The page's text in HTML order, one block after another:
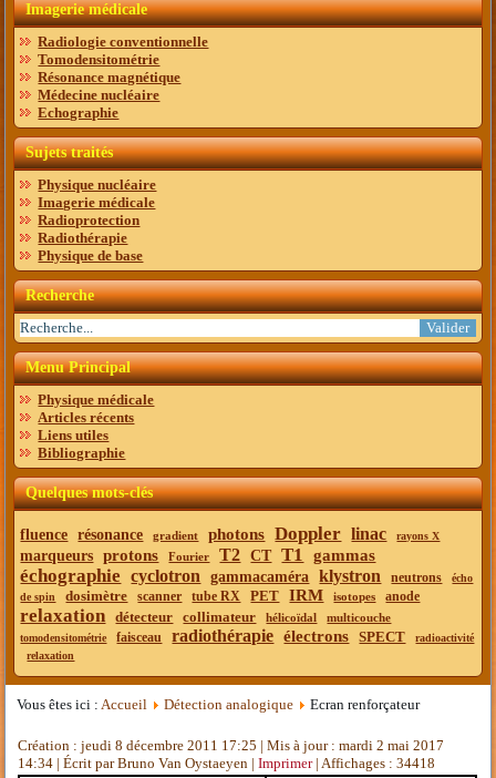
Imagerie médicale
Radiologie conventionnelle
Tomodensitométrie
Résonance magnétique
Médecine nucléaire
Echographie
Sujets traités
Physique nucléaire
Imagerie médicale
Radioprotection
Radiothérapie
Physique de base
Recherche
Menu Principal
Physique médicale
Articles récents
Liens utiles
Bibliographie
Quelques mots-clés
fluence résonance gradient photons Doppler linac rayons X
marqueurs protons Fourier T2 CT T1 gammas
échographie cyclotron gammacaméra klystron neutrons
écho
de spin
dosimètre scanner tube RX PET IRM isotopes anode
relaxation détecteur collimateur hélicoïdal multicouche
tomodensitométrie faisceau radiothérapie électrons SPECT
radioactivité
relaxation
Vous êtes ici :Accueil Détection analogique Ecran renforçateur
Création : jeudi 8 décembre 2011 17:25 |Mis à jour : mardi 2 mai 2017
14:34 |Écrit par Bruno Van Oystaeyen |Imprimer | Affichages : 34418